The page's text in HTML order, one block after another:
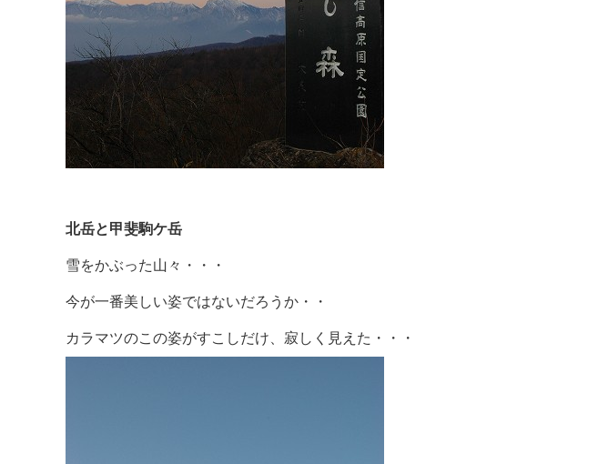
北岳と甲斐駒ケ岳
雪をかぶった山々・・・
今が一番美しい姿ではないだろうか・・
カラマツのこの姿がすこしだけ、寂しく見えた・・・